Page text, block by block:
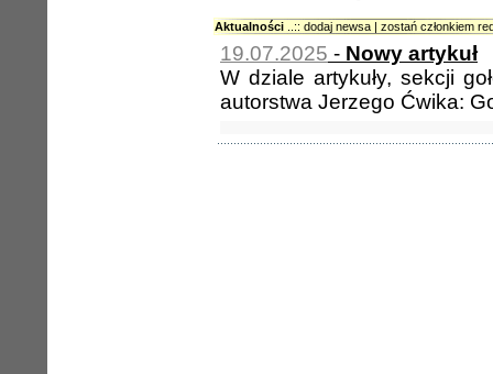
Aktualności ..:: dodaj newsa | zostań członkiem
19.07.2025 - Nowy artykuł
W dziale artykuły, sekcji
autorstwa Jerzego Ćwika: